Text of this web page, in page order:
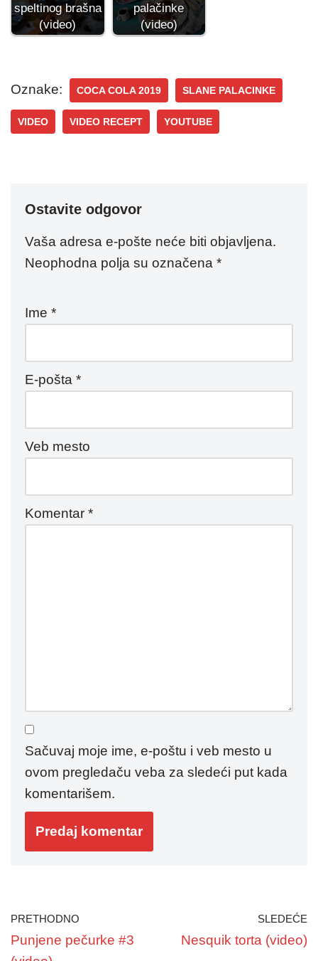
speltinog brašna
(video)
palačinke
(video)
Oznake: COCA COLA 2019 SLANE PALACINKE
VIDEO VIDEO RECEPT YOUTUBE
Ostavite odgovor
Vaša adresa e-pošte neće biti objavljena.
Neophodna polja su označena *
Ime *
E-pošta *
Veb mesto
Komentar *
Sačuvaj moje ime, e-poštu i veb mesto u
ovom pregledaču veba za sledeći put kada
komentarišem.
PRETHODNO
Punjene pečurke #3
SLEDEĆE
Nesquik torta (video)